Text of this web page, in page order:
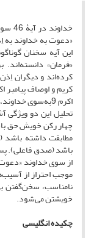
«دعوت به خداوند به
این آیه سخنان
«فرمان»
کرده‌اند و دیگران
اکرم 9به‌سوی
تحلیل این دو
چهار رکن خویش حق
مطابقت داشته باشد
باشد (صدق فاعلی).
از سوی خداوند
موجب احتراز از
نامناسب، سخن‌گفتن
خویشتن می‌شود.
چکیده انگلیسی